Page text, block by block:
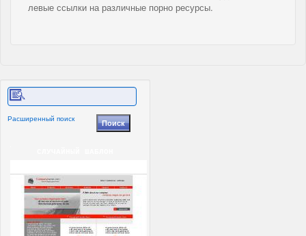
левые ссылки на различные порно ресурсы.
Расширенный поиск